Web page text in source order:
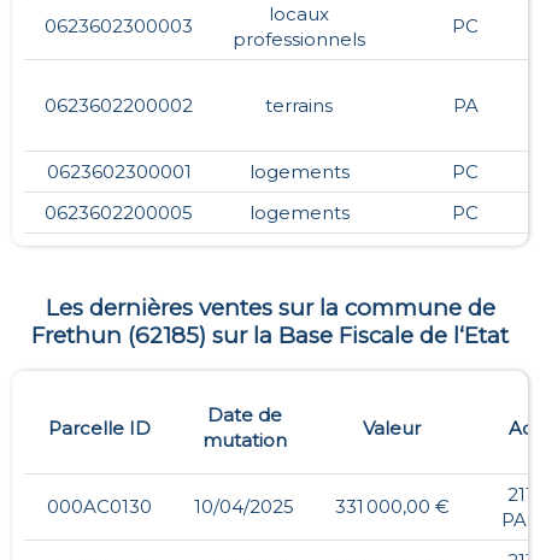
0623602300003
locaux
professionnels
PC
0623602200002 terrains PA
0623602300001 logements
PC
0623602200005
logements PC
Les dernières ventes sur la commune de
Frethun (62185) sur la Base Fiscale de l‘Etat
Parcelle ID
Date de
mutation
Valeur
000AC0130 10/04/2025 331 000,00 €